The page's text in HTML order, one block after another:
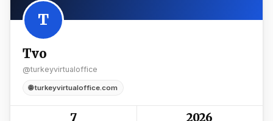
T
Tvo
@turkeyvirtualoffice
🌐 turkeyvirtualoffice.com
7 2026